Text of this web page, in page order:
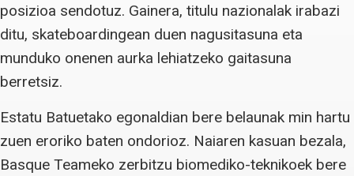
posizioa sendotuz. Gainera, titulu nazionalak irabazi
ditu, skateboardingean duen nagusitasuna eta
munduko onenen aurka lehiatzeko gaitasuna
berretsiz.
Estatu Batuetako egonaldian bere belaunak min hartu
zuen eroriko baten ondorioz. Naiaren kasuan bezala,
Basque Teameko zerbitzu biomediko-teknikoek bere